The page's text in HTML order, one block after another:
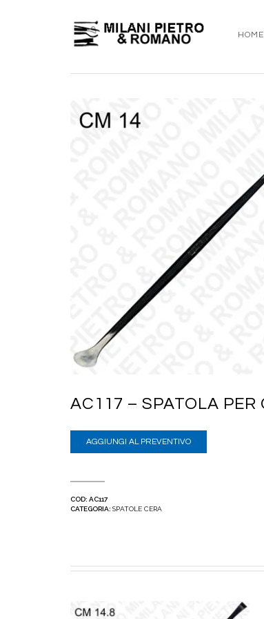
HOME
AC117 – SPATOLA PER
AGGIUNGI AL PREVENTIVO
COD: AC117
CATEGORIA: SPATOLE CERA